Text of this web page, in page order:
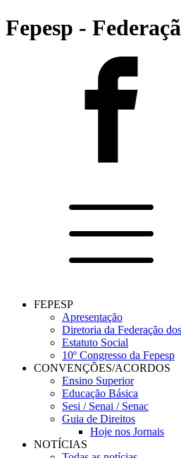
Fepesp -
FEPESP
Apresentação
Diretoria da Federação
Estatuto Social
10º Congresso da Fepesp
CONVENÇÕES/ACORDOS
Ensino Superior
Educação Básica
Sesi / Senai / Senac
Guia de Direitos
Hoje nos Jornais
NOTÍCIAS